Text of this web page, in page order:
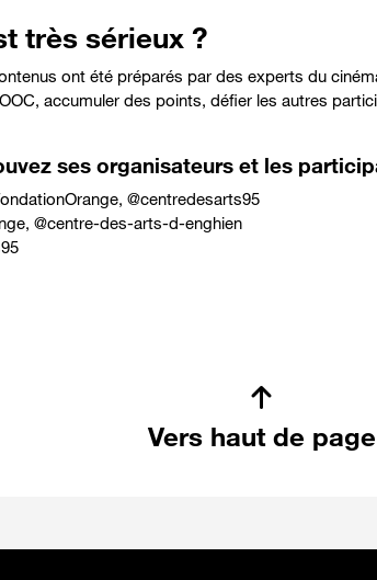
très sérieux ?
ont été préparés par des experts du
accumuler des points, défier les autres
ses organisateurs et les
, @centredesarts95
, @centre-des-arts-d-enghien
Vers haut de page